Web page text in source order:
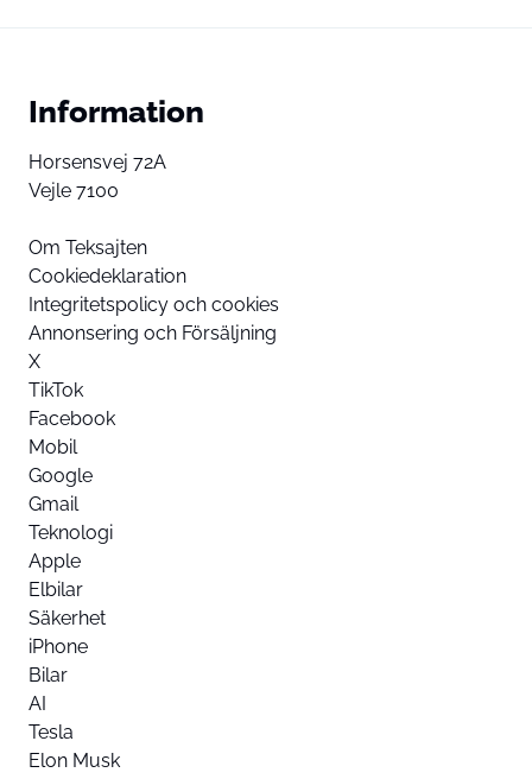
Information
Horsensvej 72A
Vejle 7100
Om Teksajten
Cookiedeklaration
Integritetspolicy och cookies
Annonsering och Försäljning
X
TikTok
Facebook
Mobil
Google
Gmail
Teknologi
Apple
Elbilar
Säkerhet
iPhone
Bilar
AI
Tesla
Elon Musk